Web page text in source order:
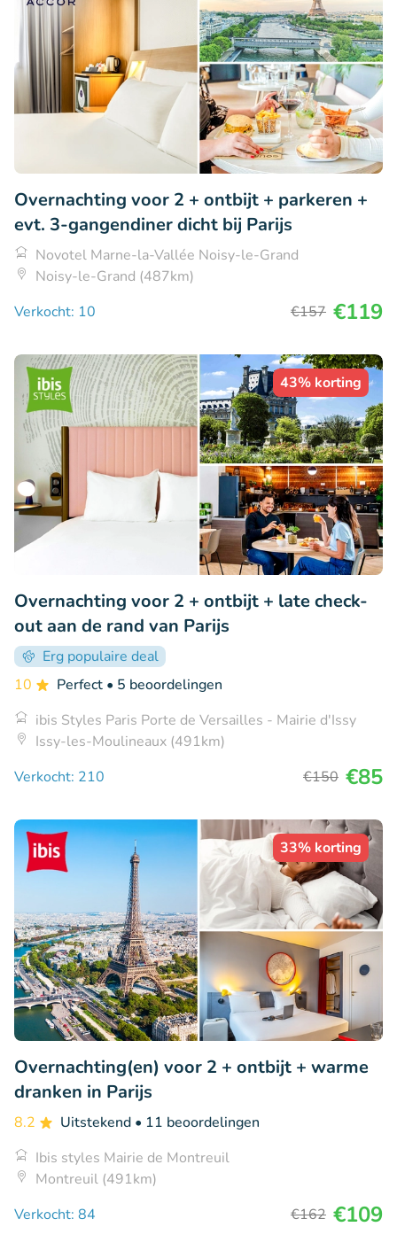
Overnachting voor 2 + ontbijt + parkeren +
evt. 3-gangendiner dicht bij Parijs
Novotel Marne-la-Vallée Noisy-le-Grand
Noisy-le-Grand (487km)
Verkocht: 10
€157 €119
43% korting
Overnachting voor 2 + ontbijt + late check-
out aan de rand van Parijs
Erg populaire deal
10
Perfect • 5 beoordelingen
ibis Styles Paris Porte de Versailles - Mairie d'Issy
Issy-les-Moulineaux (491km)
Verkocht: 210
€150 €85
33% korting
Overnachting(en) voor 2 + ontbijt + warme
dranken in Parijs
8.2 Uitstekend • 11 beoordelingen
Ibis styles Mairie de Montreuil
Montreuil (491km)
Verkocht: 84
€162 €109